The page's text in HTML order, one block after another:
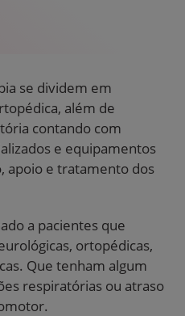
se dividem em
além de
contando com
e equipamentos
apoio e tratamento dos
a pacientes que
ortopédicas,
Que tenham algum
respiratórias ou atraso